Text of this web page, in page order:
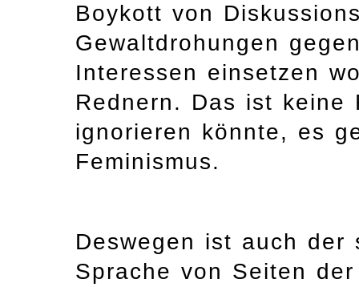
Boykott von
Gewaltdrohungen
Interessen einsetzen
Rednern. Das ist keine
ignorieren könnte, es
Feminismus.
Deswegen ist auch
Sprache von Seiten